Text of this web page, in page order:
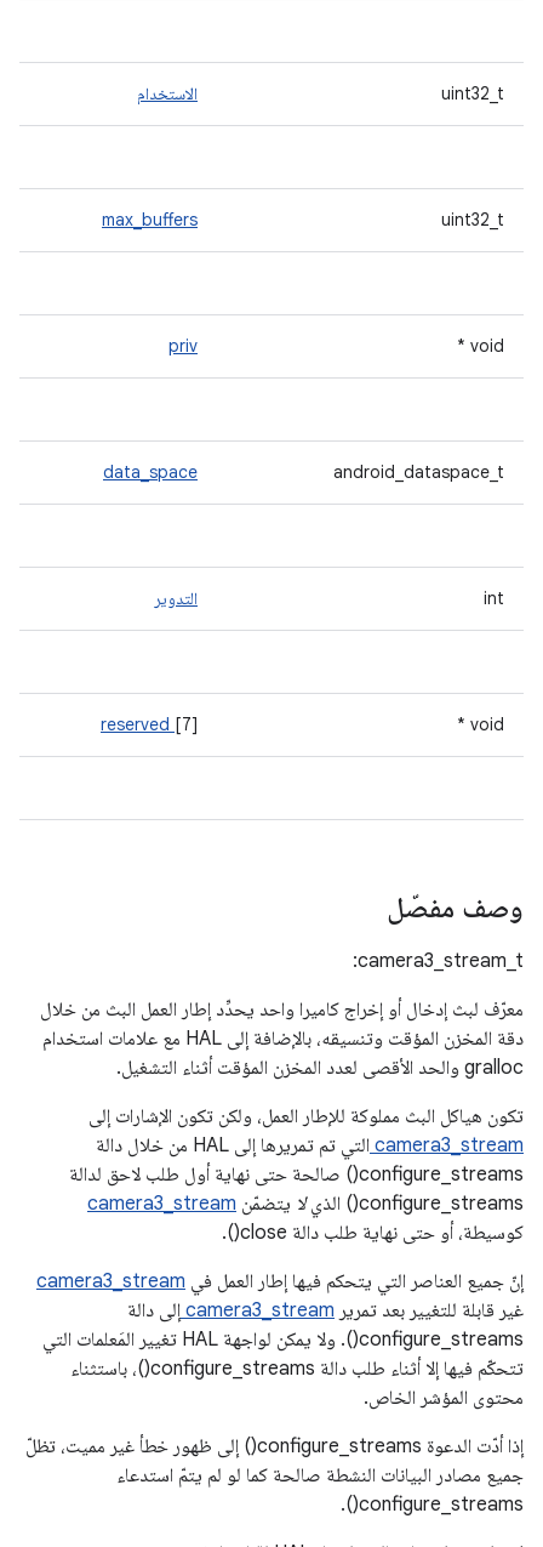
uint32_t الاستخدام
uint32_t
max_buffers
void *
priv
android_dataspace_t
data_space
int التدوير
void *
reserved [7]
وصف مفصّل
camera3_stream_t:
معرّف لبث إدخال أو إخراج كاميرا واحد يحدِّد إطار العمل البث من خلال
دقة المخزن المؤقت وتنسيقه، بالإضافة إلى HAL مع علامات استخدام
gralloc والحد الأقصى لعدد المخزن المؤقت أثناء التشغيل.
تكون هياكل البث مملوكة للإطار العمل، ولكن تكون الإشارات إلى
camera3_stream
التي تم تمريرها إلى HAL من خلال دالة
configure_streams() صالحة حتى نهاية أول طلب لاحق لدالة
configure_streams() الذي
لا يتضمّن camera3_stream
كوسيطة، أو حتى نهاية طلب دالة close().
إنّ جميع العناصر التي يتحكم فيها إطار العمل في camera3_stream
غير قابلة للتغيير بعد تمرير camera3_stream إلى دالة
configure_streams(). ولا يمكن لواجهة HAL تغيير المَعلمات التي
تتحكّم فيها إلا أثناء طلب دالة configure_streams()، باستثناء
محتوى المؤشر الخاص.
إذا أدّت الدعوة configure_streams() إلى ظهور خطأ غير مميت، تظلّ
جميع مصادر البيانات النشطة صالحة كما لو لم يتمّ استدعاء
configure_streams().